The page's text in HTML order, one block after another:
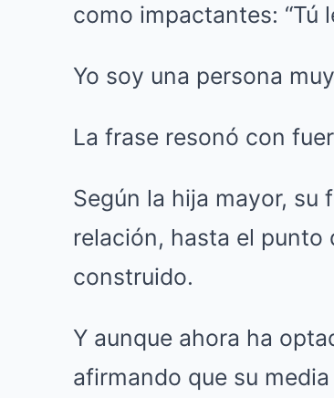
como impactantes: “Tú
Yo soy una persona
La frase resonó con
Según la hija mayor, su
relación, hasta el punto
construido.
Y aunque ahora ha
afirmando que su